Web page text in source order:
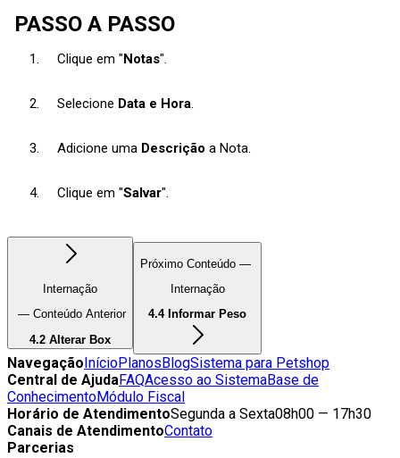
PASSO A PASSO
Clique em "Notas".
Selecione Data e Hora.
Adicione uma Descrição a Nota.
Clique em "Salvar".
Internação
— Conteúdo Anterior
4.2 Alterar Box
Próximo Conteúdo —
Internação
4.4 Informar Peso
Navegação InícioPlanos BlogSistema para Petshop
Central de AjudaFAQAcesso ao SistemaBase de
ConhecimentoMódulo Fiscal
Horário de AtendimentoSegunda a Sexta08h00 — 17h30
Canais de AtendimentoContato
Parcerias